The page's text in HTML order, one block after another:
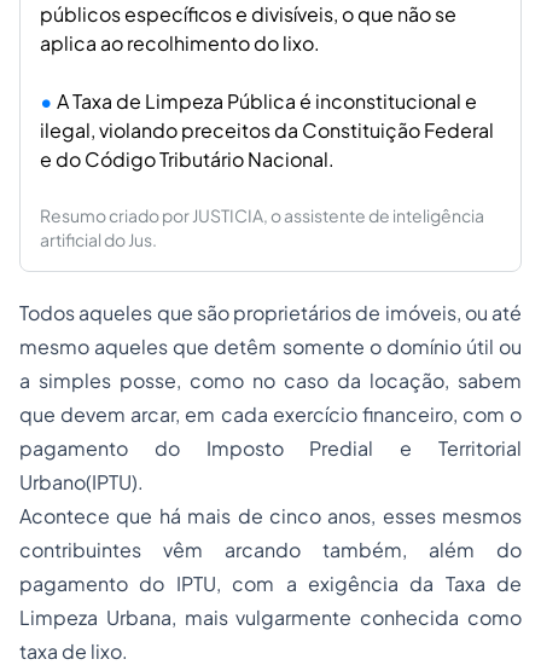
públicos específicos e divisíveis, o que não se
aplica ao recolhimento do lixo.
A Taxa de Limpeza Pública é inconstitucional e
ilegal, violando preceitos da Constituição Federal
e do Código Tributário Nacional.
Resumo criado por JUSTICIA, o assistente de inteligência
artificial do Jus.
Todos aqueles que são proprietários de imóveis, ou até
mesmo aqueles que detêm somente o domínio útil ou
a simples posse, como no caso da locação, sabem
que devem arcar, em cada exercício financeiro, com o
pagamento do Imposto Predial e Territorial
Urbano(IPTU).
Acontece que há mais de cinco anos, esses mesmos
contribuintes vêm arcando também, além do
pagamento do IPTU, com a exigência da Taxa de
Limpeza Urbana, mais vulgarmente conhecida como
taxa de lixo.